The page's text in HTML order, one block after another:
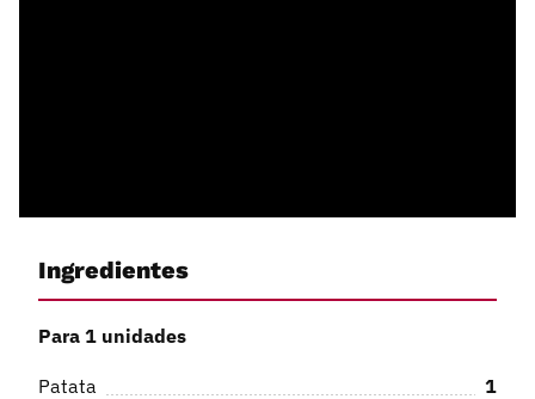
Ingredientes
Para 1 unidades
Patata
1